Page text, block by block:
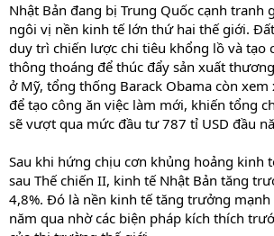
Nhật Bản đang bị Trung Quốc cạnh tranh
ngôi vị nền kinh tế lớn thứ hai thế giới.
duy trì chiến lược chi tiêu khổng lồ và tạo
thông thoáng để thúc đẩy sản xuất
ở Mỹ, tổng thống Barack Obama còn xem
để tạo công ăn việc làm mới, khiến tổng
sẽ vượt qua mức đầu tư 787 tỉ USD đầu
Sau khi hứng chịu cơn khủng hoảng kinh
sau Thế chiến II, kinh tế Nhật Bản tăng
4,8%. Đó là nền kinh tế tăng trưởng
năm qua nhờ các biện pháp kích thích